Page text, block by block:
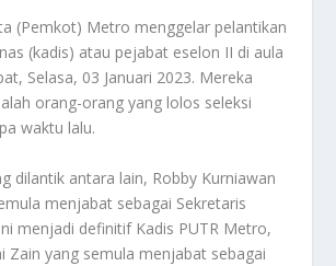
(Pemkot) Metro menggelar pelantikan
(kadis) atau pejabat eselon II di aula
Selasa, 03 Januari 2023. Mereka
orang-orang yang lolos seleksi
waktu lalu.
dilantik antara lain, Robby Kurniawan
menjabat sebagai Sekretaris
menjadi definitif Kadis PUTR Metro,
Zain yang semula menjabat sebagai